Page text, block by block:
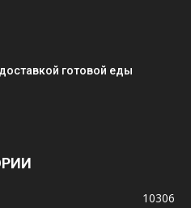
готовой еды
10306